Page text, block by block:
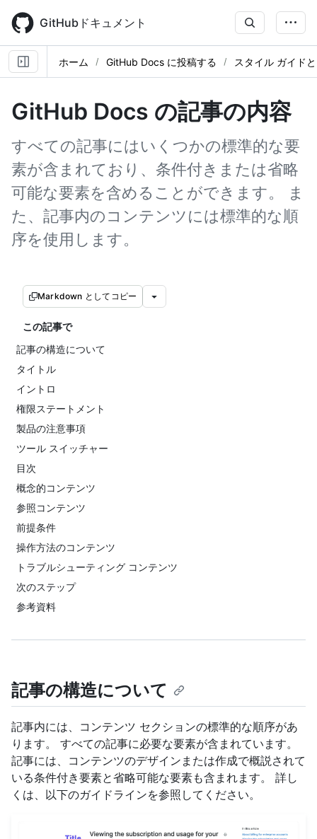
main
content
GitHubドキュメント
ホーム GitHub Docs に投稿する スタイル ガイド
GitHub Docs の記事の内容
すべての記事にはいくつかの標準的な要
素が含まれており、条件付きまたは省略
可能な要素を含めることができます。 ま
た、記事内のコンテンツには標準的な順
序を使用します。
Markdown としてコピー
この記事で
記事の構造について
タイトル
イントロ
権限ステートメント
製品の注意事項
ツール スイッチャー
目次
概念的コンテンツ
参照コンテンツ
前提条件
操作方法のコンテンツ
トラブルシューティング コンテンツ
次のステップ
参考資料
記事の構造について
記事内には、コンテンツ セクションの標準的な順序があ
ります。 すべての記事に必要な要素が含まれています。
記事には、コンテンツのデザインまたは作成で概説されて
いる条件付き要素と省略可能な要素も含まれます。 詳し
くは、以下のガイドラインを参照してください。